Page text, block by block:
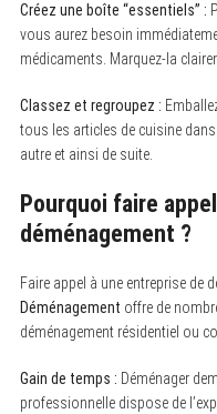
Créez une boîte “essentiels” :
vous aurez besoin
médicaments. Marquez-la
Classez et regroupez :
tous les articles de cuisine
autre et ainsi de suite.
Pourquoi faire
déménagement ?
Faire appel à une entreprise de
Déménagement offre de
déménagement résidentiel ou
Gain de temps : Déménager
professionnelle dispose de